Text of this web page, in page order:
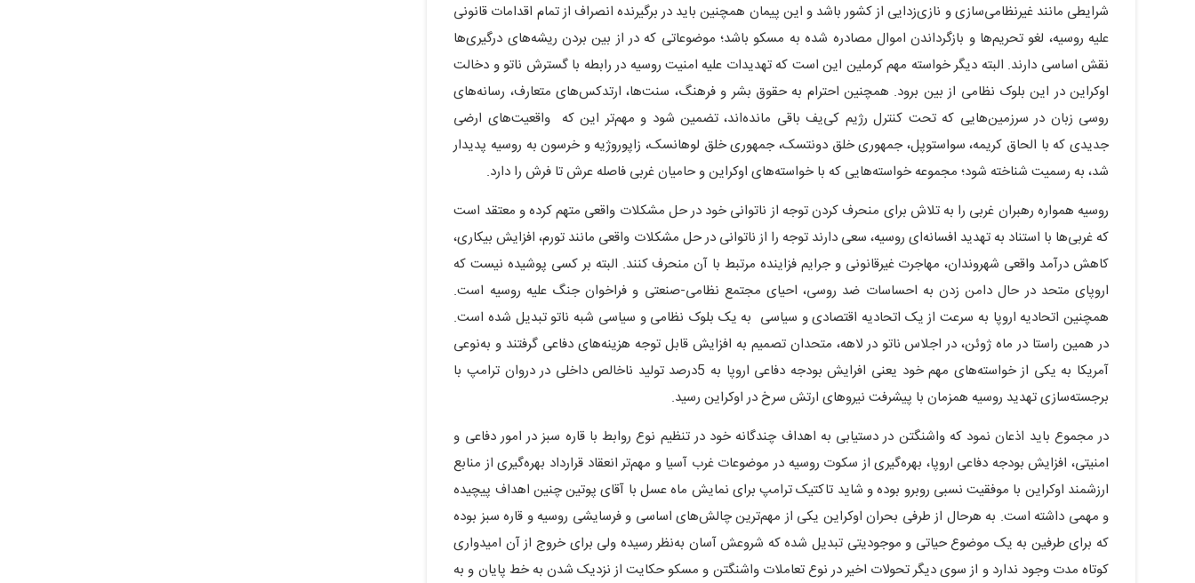
شرایطی مانند غیرنظامی‌سازی و نازی‌زدایی از کشور باشد و این پیمان همچنین باید در برگیرنده انصراف از تمام اقدامات قانونی
علیه روسیه، لغو تحریم‌ها و بازگرداندن اموال مصادره شده به مسکو باشد؛ موضوعاتی که در از بین بردن ریشه‌های درگیری‌ها
نقش اساسی دارند. البته دیگر خواسته مهم کرملین این است که تهدیدات علیه امنیت روسیه در رابطه با گسترش ناتو و دخالت
اوکراین در این بلوک نظامی از بین برود. همچنین احترام به حقوق بشر و فرهنگ، سنت‌ها، ارتدکس‌های متعارف، رسانه‌های
روسی زبان در سرزمین‌هایی که تحت کنترل رژیم کی‌یف باقی مانده‌اند، تضمین شود و مهم‌تر این که واقعیت‌های ارضی
جدیدی که با الحاق کریمه، سواستوپل، جمهوری خلق دونتسک، جمهوری خلق لوهانسک، زاپوروژیه و خرسون به روسیه پدیدار
شد، به رسمیت شناخته شود؛ مجموعه خواسته‌هایی که با خواسته‌های اوکراین و حامیان غربی فاصله عرش تا فرش را دارد.
روسیه همواره رهبران غربی را به تلاش برای منحرف کردن توجه از ناتوانی خود در حل مشکلات واقعی متهم کرده و معتقد است
که غربی‌ها با استناد به تهدید افسانه‌ای روسیه، سعی دارند توجه را از ناتوانی در حل مشکلات واقعی مانند تورم، افزایش بیکاری،
کاهش درآمد واقعی شهروندان، مهاجرت غیرقانونی و جرایم فزاینده مرتبط با آن منحرف کنند. البته بر کسی پوشیده نیست که
اروپای متحد در حال دامن زدن به احساسات ضد روسی، احیای مجتمع نظامی-صنعتی و فراخوان جنگ علیه روسیه است.
همچنین اتحادیه اروپا به سرعت از یک اتحادیه اقتصادی و سیاسی به یک بلوک نظامی و سیاسی شبه ناتو تبدیل شده است.
در همین راستا در ماه ژوئن، در اجلاس ناتو در لاهه، متحدان تصمیم به افزایش قابل توجه هزینه‌های دفاعی گرفتند و به‌نوعی
آمریکا به یکی از خواسته‌های مهم خود یعنی افرایش بودجه دفاعی اروپا به 5درصد تولید ناخالص داخلی در دروان ترامپ با
برجسته‌سازی تهدید روسیه همزمان با پیشرفت نیروهای ارتش سرخ در اوکراین رسید.
در مجموع باید اذعان نمود که واشنگتن در دستیابی به اهداف چندگانه خود در تنظیم نوع روابط با قاره سبز در امور دفاعی و
امنیتی، افزایش بودجه دفاعی اروپا، بهره‌گیری از سکوت روسیه در موضوعات غرب آسیا و مهم‌تر انعقاد قرارداد بهره‌گیری از منابع
ارزشمند اوکراین با موفقیت نسبی روبرو بوده و شاید تاکتیک ترامپ برای نمایش ماه عسل با آقای پوتین چنین اهداف پیچیده
و مهمی داشته است. به هرحال از طرفی بحران اوکراین یکی از مهم‌ترین چالش‌های اساسی و فرسایشی روسیه و قاره سبز بوده
که برای طرفین به یک موضوع حیاتی و موجودیتی تبدیل شده که شروعش آسان به‌نظر رسیده ولی برای خروج از آن امیدواری
کوتاه مدت وجود ندارد و از سوی دیگر تحولات اخیر در نوع تعاملات واشنگتن و مسکو حکایت از نزدیک شدن به خط پایان و به